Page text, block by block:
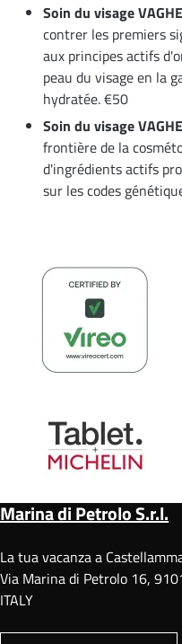
Soin du visage
contrer les premiers
aux principes actifs
peau du visage en la
hydratée. €50
Soin du visage
frontière de la
d'ingrédients actifs
sur les codes
Marina di Petrolo S.r.l.
La tua vacanza a
Via Marina di Petrolo 16,
ITALY